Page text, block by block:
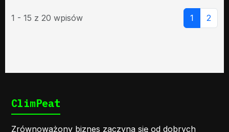
1 - 15 z 20 wpisów 1 2
ClimPeat
Zrównoważony biznes zaczyna się od dobrych